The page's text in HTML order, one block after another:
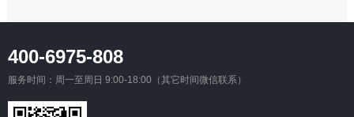
400-6975-808
服务时间：周一至周日 9:00-18:00（其它时间微信联系）